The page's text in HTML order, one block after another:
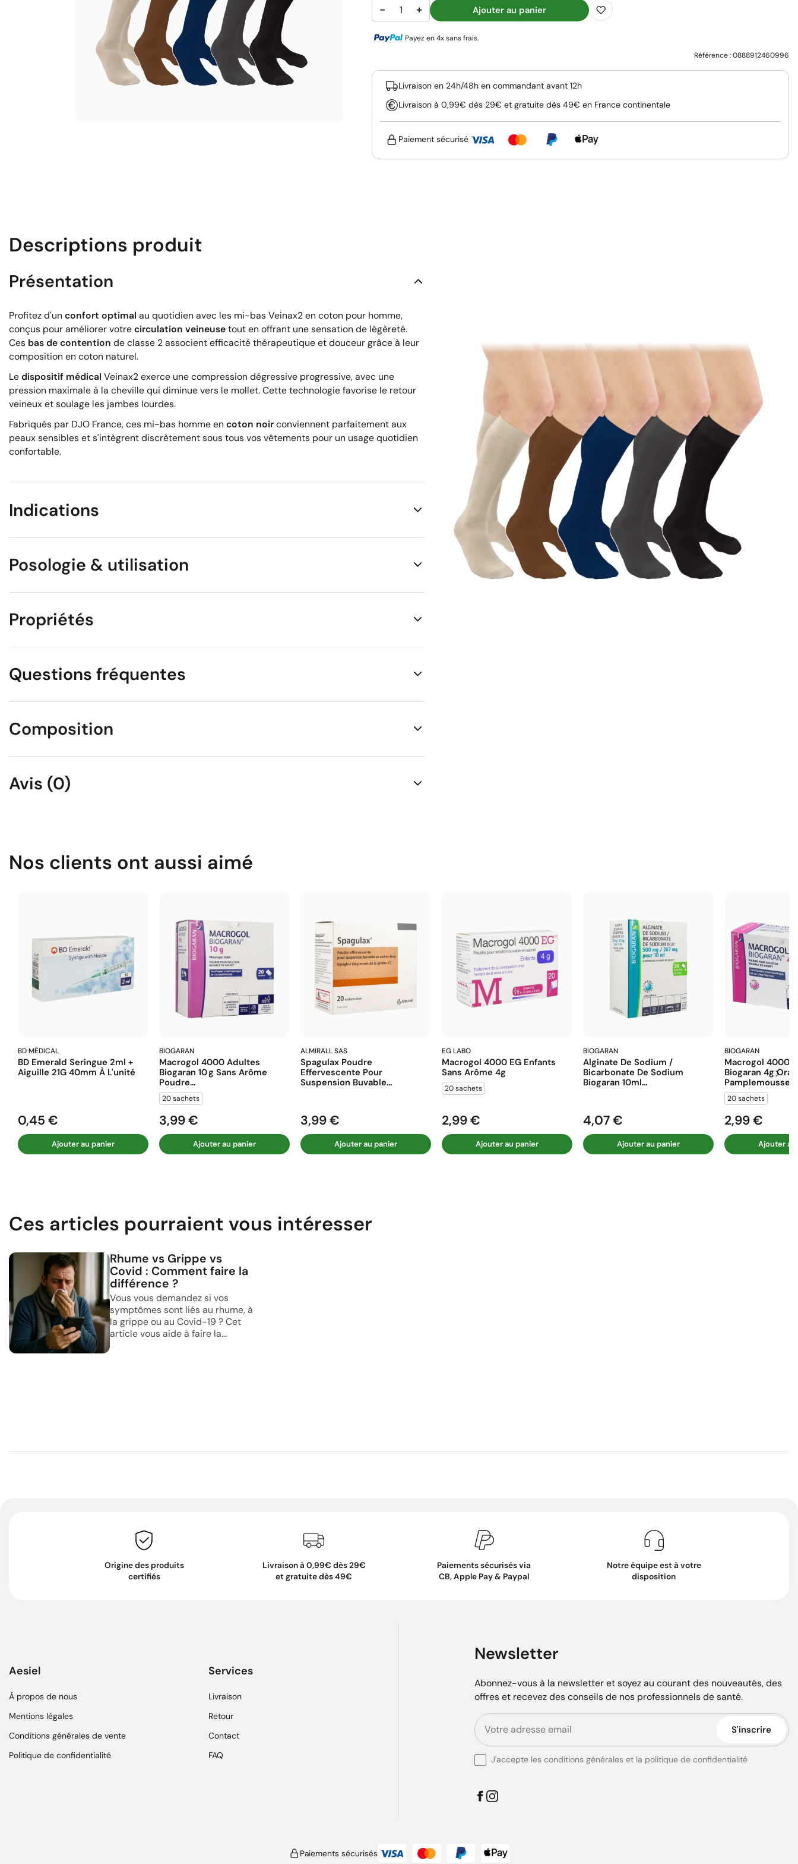
− + Ajouter au panier
Payez en 4x sans frais.
Référence :0888912460996
Livraison en 24h/48h en commandant avant 12h
Livraison à 0,99€ dès 29€ et gratuite dès 49€ en France continentale
Paiement sécurisé
Descriptions produit
Présentation
Profitez d'un confort optimal au quotidien avec les mi-bas Veinax2 en coton pour homme,
conçus pour améliorer votrecirculation veineusetout en offrant une sensation de légèreté.
Ces bas de contention de classe 2 associent efficacité thérapeutique et douceur grâce à leur
composition en coton naturel.
Ledispositif médical Veinax2 exerce une compression dégressive progressive, avec une
pression maximale à la cheville qui diminue vers le mollet. Cette technologie favorise le retour
veineux et soulage les jambes lourdes.
Fabriqués par DJO France, ces mi-bas homme en coton noirconviennent parfaitement aux
peaux sensibles et s'intègrent discrètement sous tous vos vêtements pour un usage quotidien
confortable.
Indications
Posologie & utilisation
Propriétés
Questions fréquentes
Composition
Avis (0)
Nos clients ont aussi aimé
BD MÉDICAL
BD Emerald Seringue 2ml +
Aiguille 21G 40mm À L'unité
Prix
0,45 €
Ajouter au panier
BIOGARAN
Macrogol 4000 Adultes
Biogaran 10 G Sans Arôme
Poudre...
20 sachets
Prix
3,99 €
Ajouter au panier
ALMIRALL SAS
Spagulax Poudre
Effervescente Pour
Suspension Buvable...
Prix
3,99 €
Ajouter au panier
EG LABO
Macrogol 4000 EG Enfants
Sans Arôme 4g
20 sachets
Prix
2,99 €
Ajouter au panier
BIOGARAN
Alginate De Sodium /
Bicarbonate De Sodium
Biogaran 10ml...
Prix
4,07 €
Ajouter au panier
BIOGARAN
Macrogol 4000
Biogaran 4g
Pamplemousse...
20 sachets
Prix
2,99 €
Ajouter au
Ces articles pourraient vous intéresser
Rhume vs Grippe vs
Covid : Comment faire la
différence ?
Vous vous demandez si vos
symptômes sont liés au rhume, à
la grippe ou au Covid-19 ? Cet
article vous aide à faire la...
Origine des produits
certifiés
Livraison à 0,99€ dès 29€
et gratuite dès 49€
Paiements sécurisés via
CB, Apple Pay & Paypal
Notre équipe est à votre
disposition
Aesiel
À propos de nous
Mentions légales
Conditions générales de vente
Politique de confidentialité
Services
Livraison
Retour
Contact
FAQ
Newsletter
Abonnez-vous à la newsletter et soyez au courant des nouveautés, des
offres et recevez des conseils de nos professionnels de santé.
S'inscrire
J'accepte les conditions générales et la politique de confidentialité
Paiements sécurisés